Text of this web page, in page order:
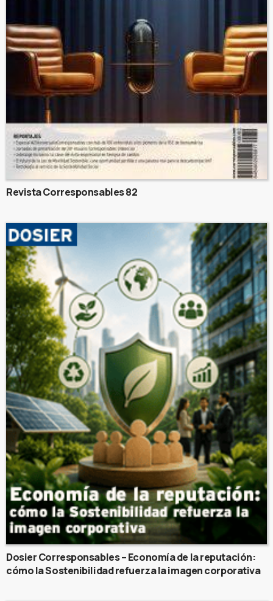
Revista Corresponsables 82
Dosier Corresponsables – Economía de la reputación:
cómo la Sostenibilidad refuerza la imagen corporativa